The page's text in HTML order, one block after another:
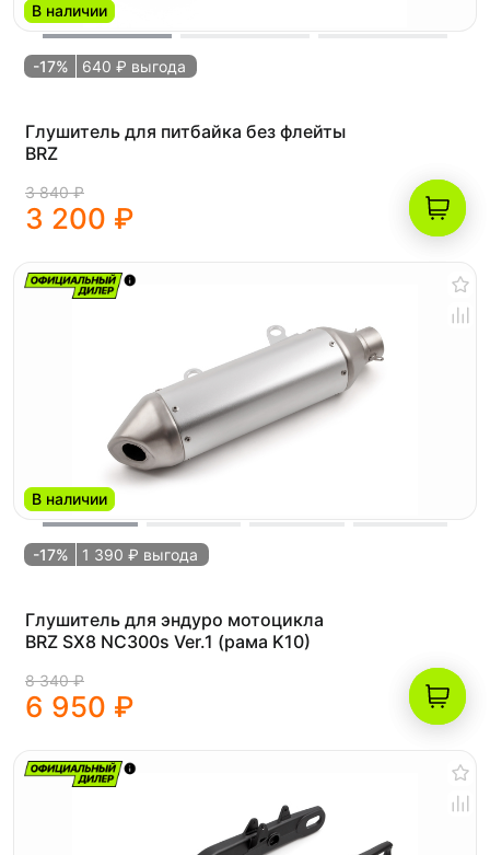
В наличии
-17% 640 ₽ выгода
Глушитель для питбайка без флейты
BRZ
3 840 ₽
3 200 ₽
В наличии
-17% 1 390 ₽ выгода
Глушитель для эндуро мотоцикла
BRZ SX8 NC300s Ver.1 (рама K10)
8 340 ₽
6 950 ₽